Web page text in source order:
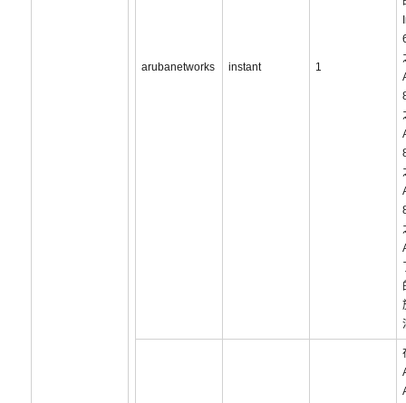
arubanetworks instant 1